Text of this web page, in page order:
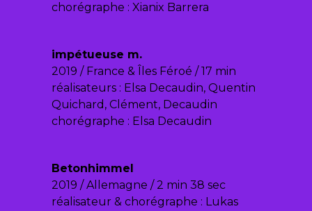
chorégraphe : Xianix Barrera
impétueuse m.
2019 / France & Îles Féroé / 17 min
réalisateurs : Elsa Decaudin, Quentin
Quichard, Clément, Decaudin
chorégraphe : Elsa Decaudin
Betonhimmel
2019 / Allemagne / 2 min 38 sec
réalisateur & chorégraphe : Lukas